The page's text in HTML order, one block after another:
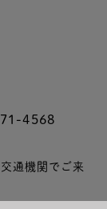
4568
通機関でご来